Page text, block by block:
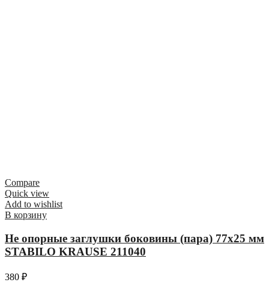
Compare
Quick view
Add to wishlist
В корзину
Не опорные заглушки боковины (пара) 77х25 мм
STABILO KRAUSE 211040
380 ₽